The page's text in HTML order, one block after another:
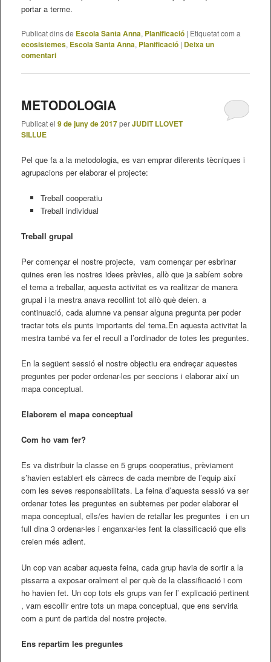
portar a terme.
Publicat dins de Escola Santa Anna, Planificació | Etiquetat com a
ecosistemes, Escola Santa Anna, Planificació | Deixa un
comentari
METODOLOGIA
Publicat el 9 de juny de 2017perJUDIT LLOVET
SILLUE
Pel que fa a la metodologia, es van emprar diferents tècniques i
agrupacions per elaborar el projecte:
Treball cooperatiu
Treball individual
Treball grupal
Per començar el nostre projecte, vam començar per esbrinar
quines eren les nostres idees prèvies, allò que ja sabíem sobre
el tema a treballar, aquesta activitat es va realitzar de manera
grupal i la mestra anava recollint tot allò què deien. a
continuació, cada alumne va pensar alguna pregunta per poder
tractar tots els punts importants del tema.En aquesta activitat la
mestra també va fer el recull a l’ordinador de totes les preguntes.
En la següent sessió el nostre objectiu era endreçar aquestes
preguntes per poder ordenar-les per seccions i elaborar així un
mapa conceptual.
Elaborem el mapa conceptual
Com ho vam fer?
Es va distribuir la classe en 5 grups cooperatius, prèviament
s’havien establert els càrrecs de cada membre de l’equip així
com les seves responsabilitats. La feina d’aquesta sessió va ser
ordenar totes les preguntes en subtemes per poder elaborar el
mapa conceptual, ells/es havien de retallar les preguntes i en un
full dina 3 ordenar-les i enganxar-les fent la classificació que ells
creien més adient.
Un cop van acabar aquesta feina, cada grup havia de sortir a la
pissarra a exposar oralment el per què de la classificació i com
ho havien fet. Un cop tots els grups van fer l’ explicació pertinent
, vam escollir entre tots un mapa conceptual, que ens serviria
com a punt de partida del nostre projecte.
Ens repartim les preguntes